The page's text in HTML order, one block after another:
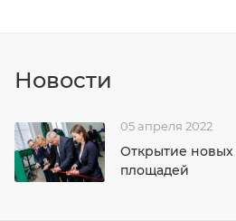
Новости
05 апреля 2022
Открытие
площадей